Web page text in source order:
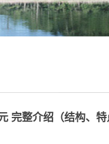
完整介绍（结构、特